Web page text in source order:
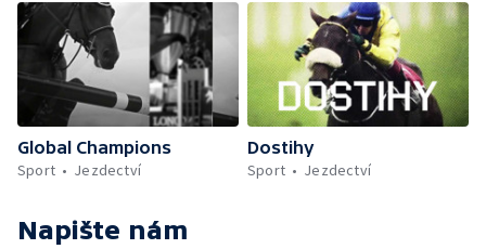
Global Champions
Sport
Jezdectví
Dostihy
Sport
Jezdectví
Napište nám